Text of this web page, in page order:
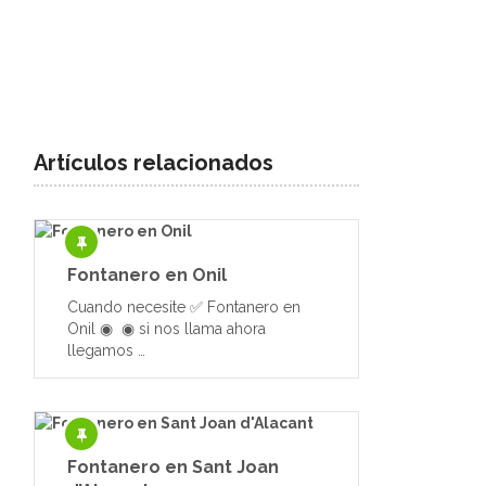
Artículos relacionados
Fontanero en Onil
Cuando necesite ✅ Fontanero en
Onil ◉ ◉ si nos llama ahora
llegamos …
Fontanero en Sant Joan